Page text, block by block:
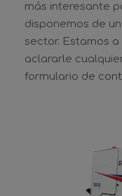
más interesante
disponemos de
sector. Estamos
aclararle
formulario de